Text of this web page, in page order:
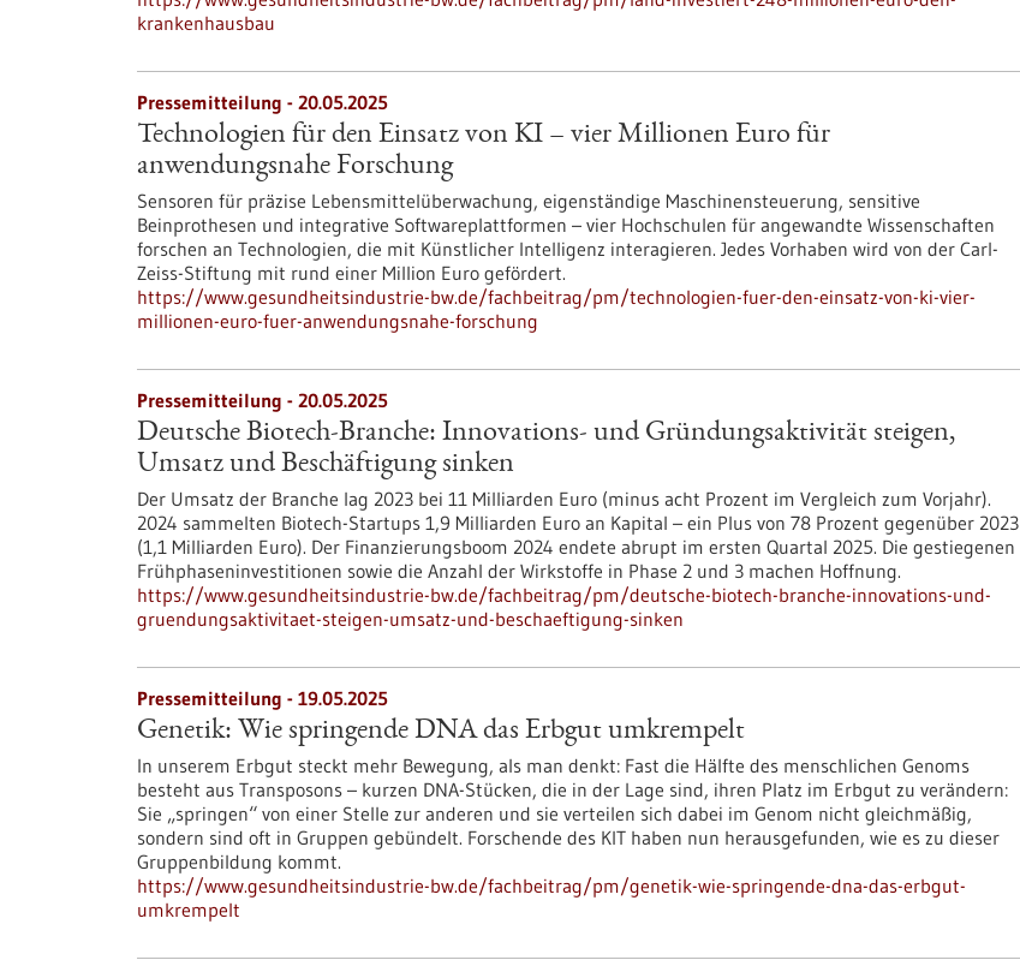
krankenhausbau
Pressemitteilung - 20.05.2025
Technologien für den Einsatz von KI – vier Millionen Euro für
anwendungsnahe Forschung
Sensoren für präzise Lebensmittelüberwachung, eigenständige Maschinensteuerung, sensitive
Beinprothesen und integrative Softwareplattformen – vier Hochschulen für angewandte Wissenschaften
forschen an Technologien, die mit Künstlicher Intelligenz interagieren. Jedes Vorhaben wird von der Carl-
Zeiss-Stiftung mit rund einer Million Euro gefördert.
https://www.gesundheitsindustrie-bw.de/fachbeitrag/pm/technologien-fuer-den-einsatz-von-ki-vier-
millionen-euro-fuer-anwendungsnahe-forschung
Pressemitteilung - 20.05.2025
Deutsche Biotech-Branche: Innovations- und Gründungsaktivität steigen,
Umsatz und Beschäftigung sinken
Der Umsatz der Branche lag 2023 bei 11 Milliarden Euro (minus acht Prozent im Vergleich zum Vorjahr).
2024 sammelten Biotech-Startups 1,9 Milliarden Euro an Kapital – ein Plus von 78 Prozent gegenüber 2023
(1,1 Milliarden Euro). Der Finanzierungsboom 2024 endete abrupt im ersten Quartal 2025. Die gestiegenen
Frühphaseninvestitionen sowie die Anzahl der Wirkstoffe in Phase 2 und 3 machen Hoffnung.
https://www.gesundheitsindustrie-bw.de/fachbeitrag/pm/deutsche-biotech-branche-innovations-und-
gruendungsaktivitaet-steigen-umsatz-und-beschaeftigung-sinken
Pressemitteilung - 19.05.2025
Genetik: Wie springende DNA das Erbgut umkrempelt
In unserem Erbgut steckt mehr Bewegung, als man denkt: Fast die Hälfte des menschlichen Genoms
besteht aus Transposons – kurzen DNA-Stücken, die in der Lage sind, ihren Platz im Erbgut zu verändern:
Sie „springen“ von einer Stelle zur anderen und sie verteilen sich dabei im Genom nicht gleichmäßig,
sondern sind oft in Gruppen gebündelt. Forschende des KIT haben nun herausgefunden, wie es zu dieser
Gruppenbildung kommt.
https://www.gesundheitsindustrie-bw.de/fachbeitrag/pm/genetik-wie-springende-dna-das-erbgut-
umkrempelt